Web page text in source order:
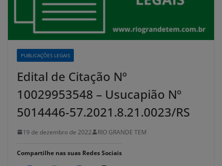
PUBLICAÇÕES LEGAIS
Edital de Citação Nº
10029953548 – Usucapião Nº
5014446-57.2021.8.21.0023/RS
19 de dezembro de 2022 RIO GRANDE TEM
Compartilhe nas suas Redes Sociais